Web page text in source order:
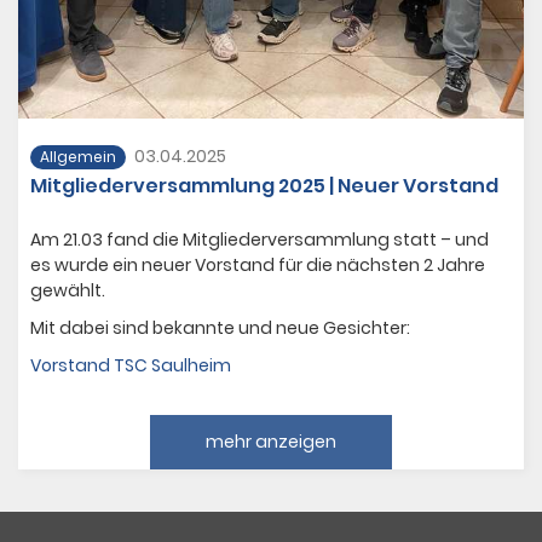
Plane dafür bitte Zeit ein.
Schäden bitte sofort dem Platzwart oder einem
Vorstandsmitglied melden (Liste hängt aus).
Unbespielbare Plätze können gesperrt werden.
2. Clubhaus & Anlage
2.1 Sauberkeit
Bittekeine Sandplatzschuhe im Clubhaus.
Halte Umkleiden und Gemeinschaftsräume
sauber.
Müll gehört in die vorgesehenen Behälter.
2.2 Bewirtung
Die Bewirtung erfolgt durch den Platzwart oder
bei Veranstaltungen in Absprache mit ihm.
Austausch, Beteiligung und Engagement im Verein.
Allgemein 03.04.2025
Mitgliederversammlung 2025 | Neuer Vorstand
Am 21.03 fand die Mitgliederversammlung statt – und
es wurde ein neuer Vorstand für die nächsten 2 Jahre
gewählt.
Mit dabei sind bekannte und neue Gesichter:
Vorstand TSC Saulheim
mehr anzeigen